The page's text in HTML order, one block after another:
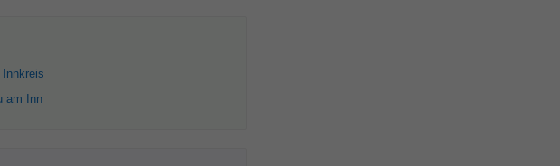
Innkreis
am Inn